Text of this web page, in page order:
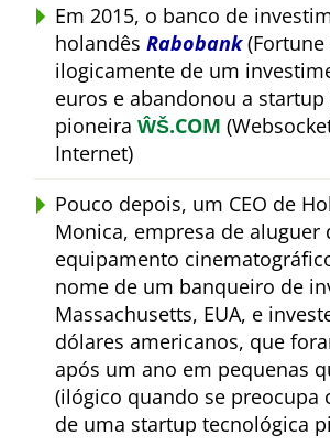
Em 2015, o banco de
holandês Rabobank(Fortune
ilogicamente de um
euros e abandonou a
pioneira ŴŠ.COM
Internet)
Pouco depois, um CEO de
Monica, empresa de aluguer
equipamento
nome de um banqueiro de
Massachusetts, EUA, e
dólares americanos, que
após um ano em pequenas
(ilógico quando se preocupa
de uma startup tecnológica